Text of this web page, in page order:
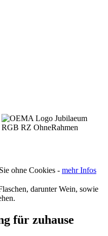
ohne Cookies - mehr Infos
für zuhause